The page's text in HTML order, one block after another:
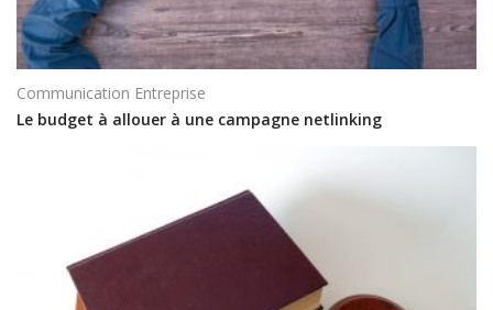
Communication Entreprise
Le budget à allouer à une campagne netlinking